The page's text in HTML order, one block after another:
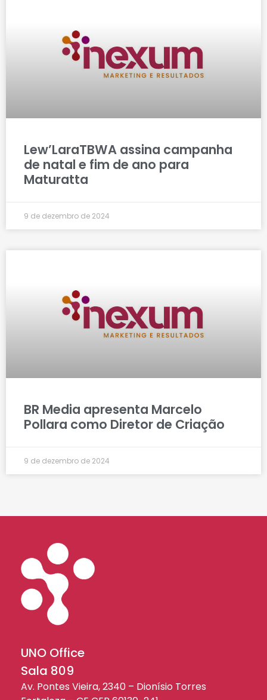
Lew’LaraTBWA assina campanha
de natal e fim de ano para
Maturatta
9 de dezembro de 2024
BR Media apresenta Marcelo
Pollara como Diretor de Criação
9 de dezembro de 2024
UNO Office
Sala 809
Av. Pontes Vieira, 2340 – Dionísio Torres